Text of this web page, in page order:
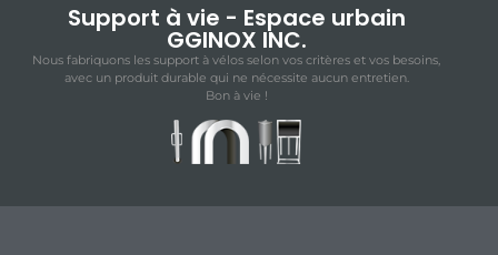
Support à vie - Espace urbain
GGINOX INC.
Nous fabriquons les support à vélos selon vos critères et vos besoins,
avec un produit durable qui ne nécessite aucun entretien.
Bon à vie !